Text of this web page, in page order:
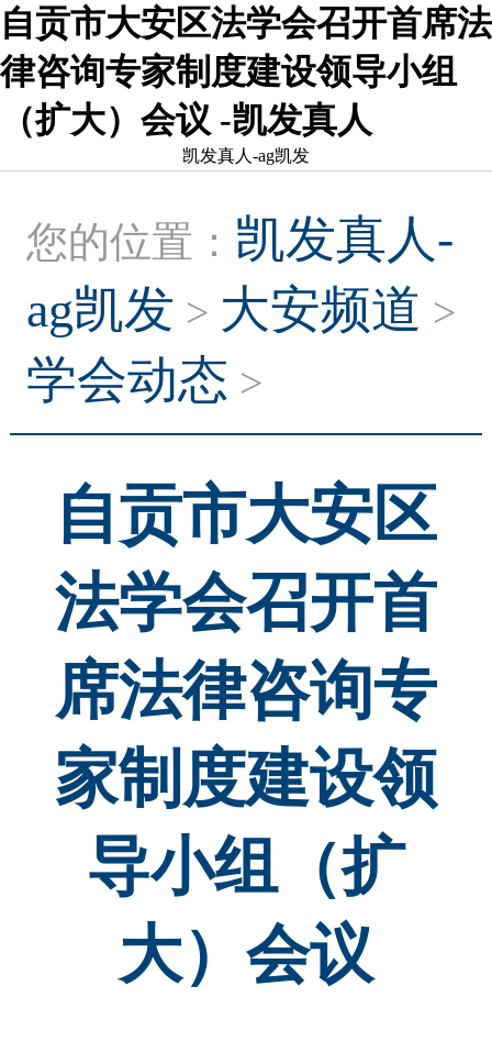
自贡市大安区法学会召开首席法
律咨询专家制度建设领导小组
（扩大）会议 -凯发真人
凯发真人-ag凯发
您的位置： 凯发真人-
ag凯发 > 大安频道 >
学会动态 >
自贡市大安区
法学会召开首
席法律咨询专
家制度建设领
导小组（扩
大）会议